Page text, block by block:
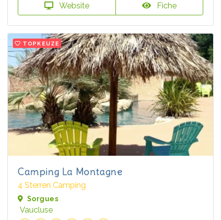
Website Fiche
TOPKEUZE
Camping La Montagne
4 Sterren Camping
Sorgues
Vaucluse